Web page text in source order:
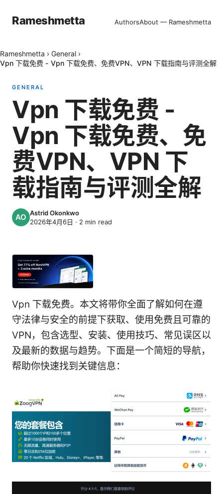
Rameshmetta AuthorsAbout — Rameshmetta
Rameshmetta › General ›
Vpn 下载免费 - Vpn 下载免费、免费VPN、VPN 下载指南与评测全解
GENERAL
Vpn 下载免费 -
Vpn 下载免费、免
费VPN、VPN 下
载指南与评测全解
Astrid Okonkwo
2026年4月6日 · 2 min read
Vpn 下载免费。本文将带你全面了解如何在遵
守法律与安全的前提下获取、使用免费且可靠的
VPN，包含选型、安装、使用技巧、常见误区以
及最新的数据与趋势。下面是一个简短的导航，
帮助你快速找到关键信息：